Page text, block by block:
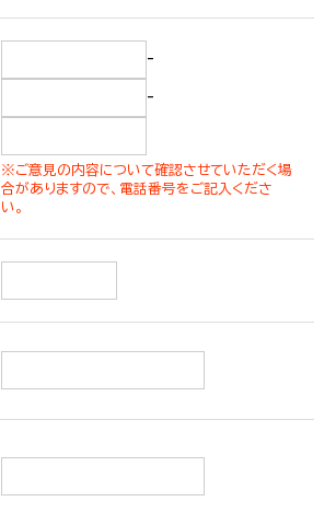
-
-
※ご意見の内容について確認させていただく場
合がありますので、電話番号をご記入くださ
い。